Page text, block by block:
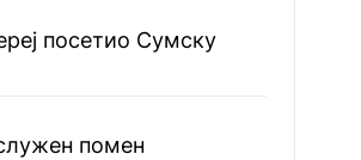
посетио Сумску
помен